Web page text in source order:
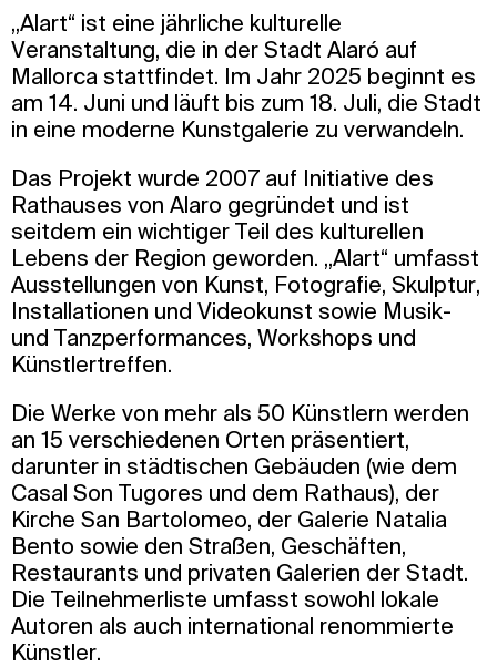
„Alart“ ist eine jährliche kulturelle
Veranstaltung, die in der Stadt Alaró auf
Mallorca stattfindet. Im Jahr 2025 beginnt es
am 14. Juni und läuft bis zum 18. Juli, die Stadt
in eine moderne Kunstgalerie zu verwandeln.
Das Projekt wurde 2007 auf Initiative des
Rathauses von Alaro gegründet und ist
seitdem ein wichtiger Teil des kulturellen
Lebens der Region geworden. „Alart“ umfasst
Ausstellungen von Kunst, Fotografie, Skulptur,
Installationen und Videokunst sowie Musik-
und Tanzperformances, Workshops und
Künstlertreffen.
Die Werke von mehr als 50 Künstlern werden
an 15 verschiedenen Orten präsentiert,
darunter in städtischen Gebäuden (wie dem
Casal Son Tugores und dem Rathaus), der
Kirche San Bartolomeo, der Galerie Natalia
Bento sowie den Straßen, Geschäften,
Restaurants und privaten Galerien der Stadt.
Die Teilnehmerliste umfasst sowohl lokale
Autoren als auch international renommierte
Künstler.